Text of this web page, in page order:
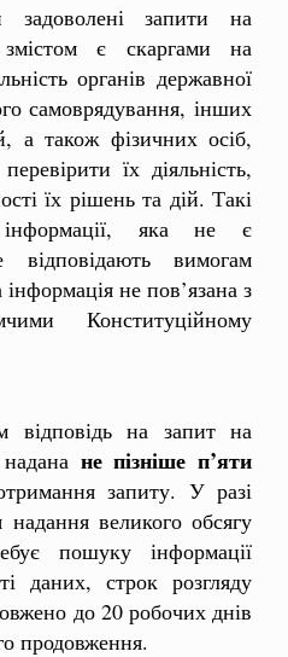
запити на
є скаргами на
органів державної
самоврядування, інших
а також фізичних осіб,
їх діяльність,
їх рішень та дій. Такі
інформації, яка не є
вимогам
не пов’язана з
Конституційному
відповідь на запит на
не пізніше п’яти
запиту. У разі
надання великого обсягу
пошуку інформації
даних, строк розгляду
до 20 робочих днів
продовження.